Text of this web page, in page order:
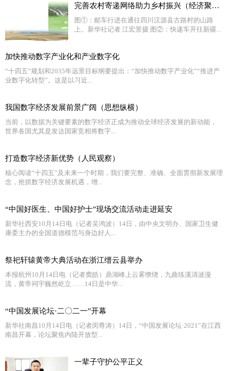
完善农村寄递网络助力乡村振兴（经济聚焦·关注快递下乡
图①：邮车行进在通往四川汉源县古路村的山路
上。新华社记者 江宏景摄 图②：快递车开往新疆...
加快推动数字产业化和产业数字化
“十四五”规划和2035年远景目标纲要提出：“加快推动数字产业化”“推进产
业数字化转型”。这是以习近...
我国数字经济发展前景广阔（思想纵横）
当前，以数据为关键要素的数字经济正成为推动全球经济发展的新动能，
世界各国尤其是发达国家竞相将数字...
打造数字经济新优势（人民观察）
核心阅读“十四五”及未来一个时期，我们要完整、准确、全面贯彻新发展理
念，抢抓数字经济发展机遇，增...
“中国好医生、中国好护士”现场交流活动走进延安
新华社西安10月14日电（记者吴鸿波）14日，由中央文明办、国家卫生健
康委主办的全国道德模范与身边好人...
祭祀轩辕黄帝大典活动在浙江缙云县举办
本报杭州10月14日电（记者窦皓）鼎湖峰上云雾缭绕，九曲练溪清波漫
流，黄帝祠宇巍然屹立……14日是中华...
“中国发展论坛·二〇二一”开幕
新华社南昌10月14日电（记者闵尊涛）14日，“中国发展论坛·2021”在江西
南昌开幕，论坛聚焦内陆开放型...
一辈子守护公平正义